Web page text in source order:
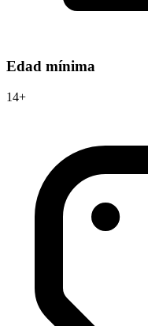
Edad mínima
14+